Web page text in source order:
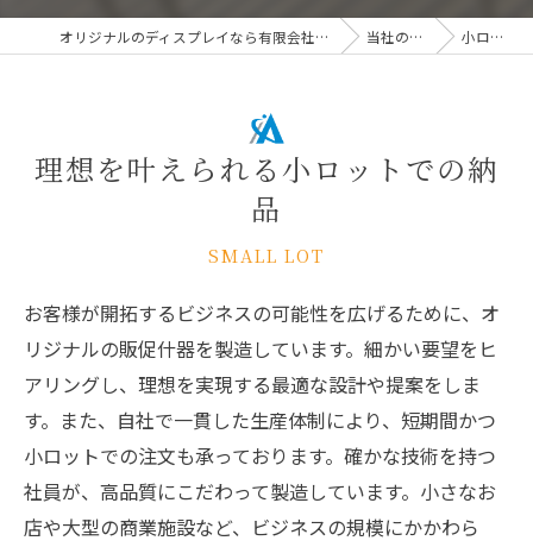
オリジナルのディスプレイなら有限会社赤塚製作所 当社の特徴 小ロット
理想を叶えられる小ロットでの納
品
SMALL LOT
お客様が開拓するビジネスの可能性を広げるために、オ
リジナルの販促什器を製造しています。細かい要望をヒ
アリングし、理想を実現する最適な設計や提案をしま
す。また、自社で一貫した生産体制により、短期間かつ
小ロットでの注文も承っております。確かな技術を持つ
社員が、高品質にこだわって製造しています。小さなお
店や大型の商業施設など、ビジネスの規模にかかわら